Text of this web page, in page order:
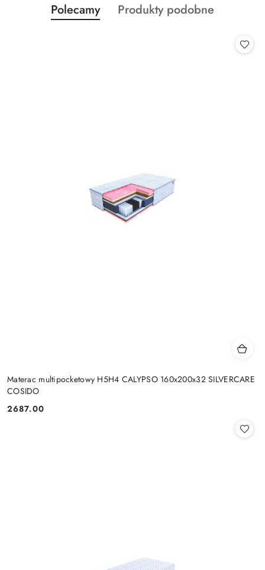
Pomiń karuzelę produktów
Produkty
o
Polecamy
Produkty
Produkty podobne
Materac multipocketowy H5H4 CALYPSO 160x200x32 SILVERCARE
COSIDO
Cena:
2687.00